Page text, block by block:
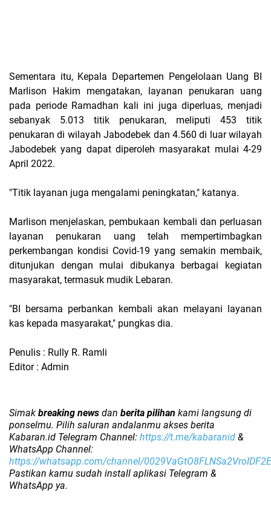
Sementara itu, Kepala Departemen Pengelolaan Uang BI
Marlison Hakim mengatakan, layanan penukaran uang
pada periode Ramadhan kali ini juga diperluas, menjadi
sebanyak 5.013 titik penukaran, meliputi 453 titik
penukaran di wilayah Jabodebek dan 4.560 di luar wilayah
Jabodebek yang dapat diperoleh masyarakat mulai 4-29
April 2022.
"Titik layanan juga mengalami peningkatan," katanya.
Marlison menjelaskan, pembukaan kembali dan perluasan
layanan penukaran uang telah mempertimbagkan
perkembangan kondisi Covid-19 yang semakin membaik,
ditunjukan dengan mulai dibukanya berbagai kegiatan
masyarakat, termasuk mudik Lebaran.
"BI bersama perbankan kembali akan melayani layanan
kas kepada masyarakat," pungkas dia.
Penulis : Rully R. Ramli
Editor : Admin
Simak breaking news dan berita pilihan kami langsung di
ponselmu. Pilih saluran andalanmu akses berita
Kabaran.id Telegram Channel: https://t.me/kabaranid &
WhatsApp Channel:
https://whatsapp.com/channel/0029VaGtO8FLNSa2VroIDF2E
Pastikan kamu sudah install aplikasi Telegram &
WhatsApp ya.